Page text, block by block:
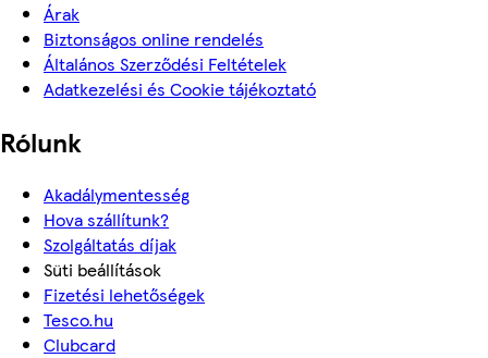
Árak
Biztonságos online rendelés
Általános Szerződési Feltételek
Adatkezelési és Cookie tájékoztató
Rólunk
Akadálymentesség
Hova szállítunk?
Szolgáltatás díjak
Süti beállítások
Fizetési lehetőségek
Tesco.hu
Clubcard